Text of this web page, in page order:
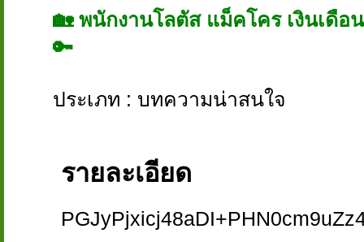
🏡 พนักงานโลตัส แม็คโคร เงินเดื
🔑
ประเภท : บทความน่าสนใจ
รายละเอียด